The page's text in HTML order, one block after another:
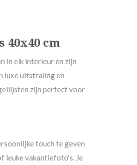
cm
in elk interieur en zijn
luxe uitstraling en
zijn perfect voor
touch te geven
leuke vakantiefoto's. Je